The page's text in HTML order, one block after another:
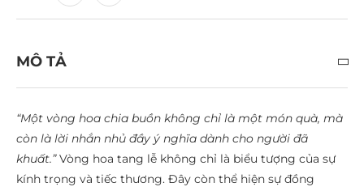
MÔ TẢ
“Một vòng hoa chia buồn không chỉ là một món quà, mà
còn là lời nhắn nhủ đầy ý nghĩa dành cho người đã
khuất.”Vòng hoa tang lễ không chỉ là biểu tượng của sự
kính trọng và tiếc thương. Đây còn thể hiện sự đồng